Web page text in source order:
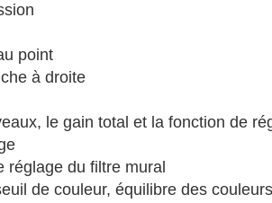
point
à droite
le gain total et la fonction de
réglage du filtre mural
de couleur, équilibre des